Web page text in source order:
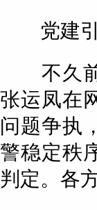
党建引
不久前
张运凤在
问题争执
警稳定秩
判定。各